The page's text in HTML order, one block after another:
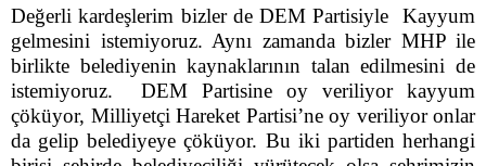
Değerli kardeşlerim bizler de DEM Partisiyle Kayyum
gelmesini istemiyoruz. Aynı zamanda bizler MHP ile
birlikte belediyenin kaynaklarının talan edilmesini de
istemiyoruz. DEM Partisine oy veriliyor kayyum
çöküyor, Milliyetçi Hareket Partisi’ne oy veriliyor onlar
da gelip belediyeye çöküyor. Bu iki partiden herhangi